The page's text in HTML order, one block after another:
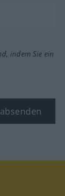
indem Sie ein